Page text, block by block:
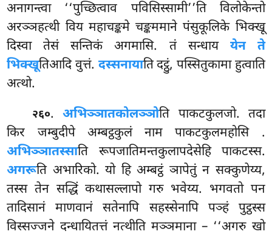
अनागन्त्वा ‘‘पुच्छित्वाव पविसिस्सामी’’ति विलोकेन्तो
अरञ्ञहत्थी विय महाचङ्कमे चङ्कममाने पंसुकूलिके भिक्खू
दिस्वा तेसं सन्तिकं अगमासि. तं सन्धाय येन ते
भिक्खूतिआदि वुत्तं. दस्सनायाति दट्ठुं, पस्सितुकामा हुत्वाति
अत्थो.
२६०.अभिञ्ञातकोलञ्ञोति पाकटकुलजो. तदा
किर जम्बुदीपे अम्बट्ठकुलं नाम पाकटकुलमहोसि .
अभिञ्ञातस्साति रूपजातिमन्तकुलापदेसेहि पाकटस्स.
अगरूति अभारिको. यो हि अम्बट्ठं ञापेतुं न सक्कुणेय्य,
तस्स तेन सद्धिं कथासल्लापो गरु भवेय्य. भगवतो पन
तादिसानं माणवानं सतेनापि सहस्सेनापि पञ्हं पुट्ठस्स
विस्सज्जने दन्धायितत्तं नत्थीति मञ्ञमाना – ‘‘अगरु खो